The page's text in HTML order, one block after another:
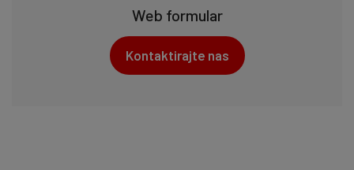
Web formular
Kontaktirajte nas